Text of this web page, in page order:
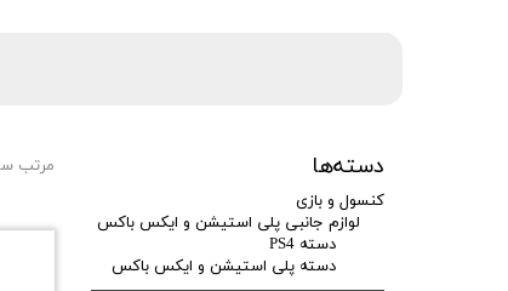
دسته‌ها
کنسول و بازی
لوازم جانبی پلی استیشن و ایکس باکس
دسته PS4
دسته پلی استیشن و ایکس باکس
مرتب